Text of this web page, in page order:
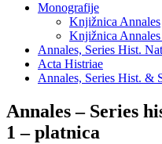
Monografije
Knjižnica Annales
Knjižnica
Annales, Series Hist.
Acta Histriae
Annales, Series Hist. &
Annales – Series
1 – platnica